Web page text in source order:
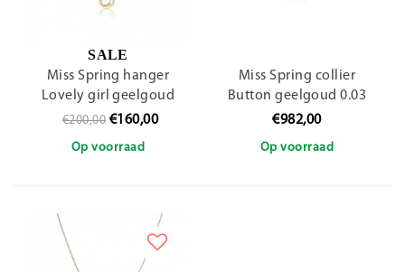
SALE
Miss Spring hanger
Lovely girl geelgoud
€200,00 €160,00
Op voorraad
Miss Spring collier
Button geelgoud 0.03
€982,00
Op voorraad